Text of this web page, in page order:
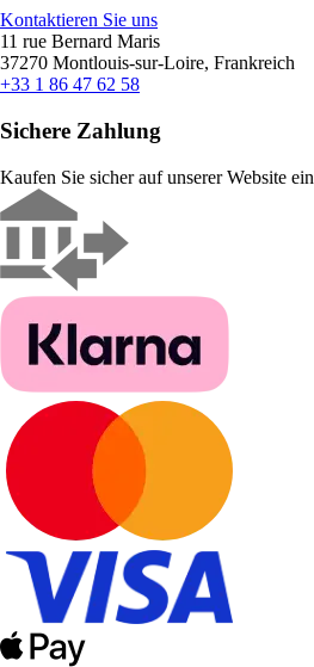
Kontaktieren Sie uns
11 rue Bernard Maris
37270 Montlouis-sur-Loire, Frankreich
+33 1 86 47 62 58
Sichere Zahlung
Kaufen Sie sicher auf unserer Website ein